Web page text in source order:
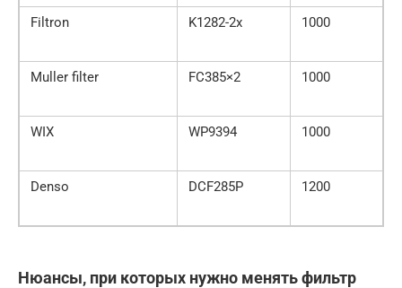
Filtron K1282-2x 1000
Muller filter FC385×2 1000
WIX WP9394 1000
Denso DCF285P 1200
Нюансы, при которых нужно менять фильтр